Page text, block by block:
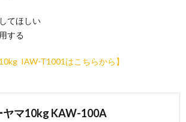
てほしい
する
IAW-T1001はこちらから】
ヤマ10kg KAW-100A